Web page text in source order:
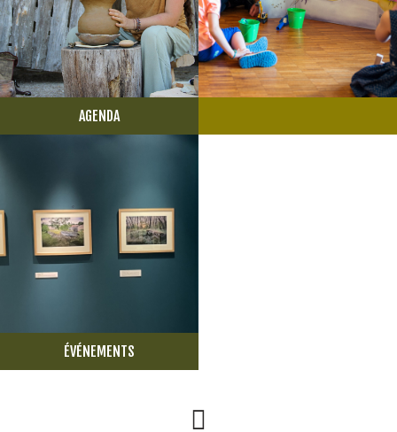
AGENDA
ÉVÉNEMENTS
Page Facebook